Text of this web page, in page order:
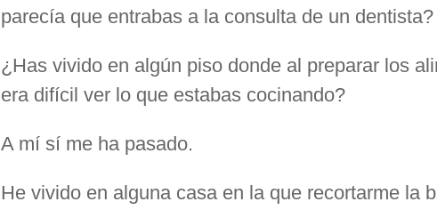
parecía que entrabas a la consulta de un dentista?
¿Has vivido en algún piso donde al preparar los
era difícil ver lo que estabas cocinando?
A mí sí me ha pasado.
He vivido en alguna casa en la que recortarme la